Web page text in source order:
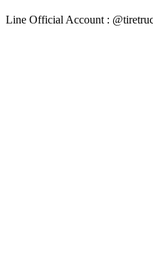
Line Official Account :